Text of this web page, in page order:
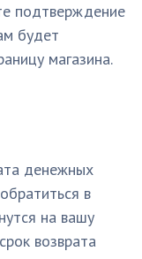
подтверждение
будет
магазина.
денежных
в
на вашу
возврата